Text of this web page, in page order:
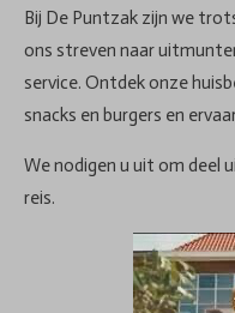
Bij De Puntzak zijn we
ons streven naar
service. Ontdek onze
snacks en burgers en
We nodigen u uit om deel
reis.